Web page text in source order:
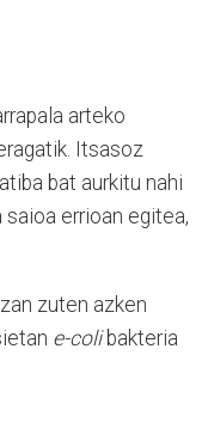
arteko
Itsasoz
bat aurkitu nahi
errioan egitea,
zuten azken
e-colibakteria